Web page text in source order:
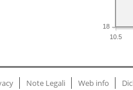
10.5
18
Note Legali Web info